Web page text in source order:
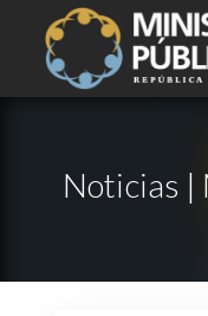
Noticias |